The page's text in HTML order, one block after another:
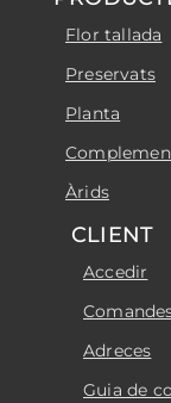
Flor tallada
Preservats
Planta
Àrids
CLIENT
Accedir
Adreces
Guia de